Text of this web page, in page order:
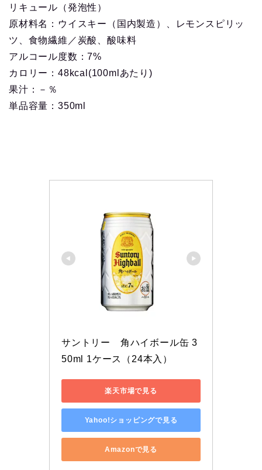
リキュール（発泡性）
原材料名：ウイスキー（国内製造）、レモンスピリッ
ツ、食物繊維／炭酸、酸味料
アルコール度数：7%
カロリー：48kcal(100mlあたり)
果汁：－％
単品容量：350ml
サントリー　角ハイボール缶 3
50ml 1ケース（24本入）
楽天市場で見る
Yahoo!ショッピングで見る
Amazonで見る